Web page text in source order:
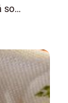
som